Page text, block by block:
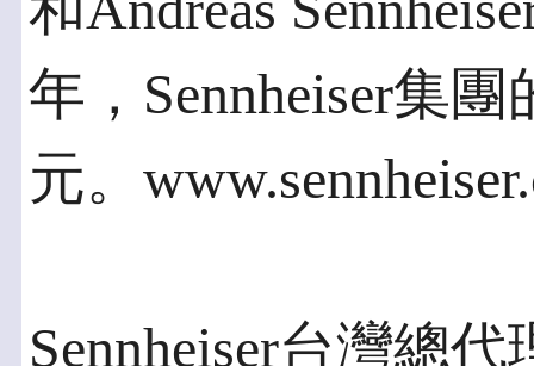
年，Sennheiser集
元。
Sennheiser台灣總